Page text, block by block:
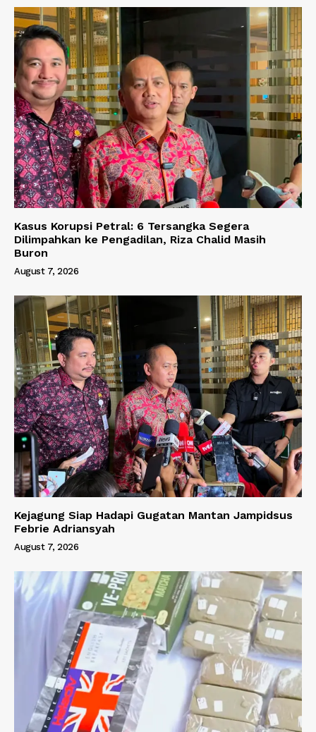
Kasus Korupsi Petral: 6 Tersangka Segera
Dilimpahkan ke Pengadilan, Riza Chalid Masih
Buron
August 7, 2026
Kejagung Siap Hadapi Gugatan Mantan Jampidsus
Febrie Adriansyah
August 7, 2026